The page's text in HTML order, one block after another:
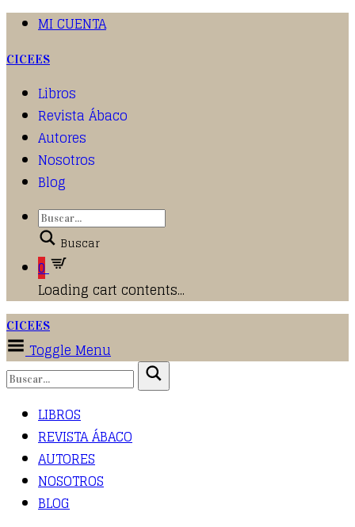
MI CUENTA
CICEES
Libros
Revista Ábaco
Autores
Nosotros
Blog
Buscar
0
Loading cart contents...
CICEES
Toggle Menu
LIBROS
REVISTA ÁBACO
AUTORES
NOSOTROS
BLOG